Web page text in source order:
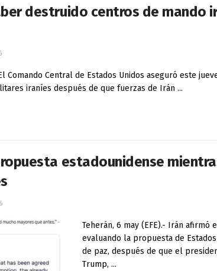
destruido centros de mando
Comando Central de Estados Unidos aseguró este
iraníes después de que fuerzas de Irán ...
estadounidense
Teherán, 6 may (EFE).- Irán afirmó
evaluando la propuesta de
de paz, después de que el
Trump, ...